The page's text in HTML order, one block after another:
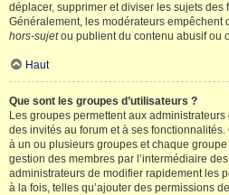
déplacer, supprimer et diviser les sujets des
Généralement, les modérateurs empêchent
hors-sujetou publient du contenu abusif ou
Haut
Que sont les groupes d’utilisateurs ?
Les groupes permettent aux
des invités au forum et à ses
à un ou plusieurs groupes et chaque
gestion des membres par l’intermédiaire
administrateurs de modifier rapidement les
à la fois, telles qu’ajouter des permissions